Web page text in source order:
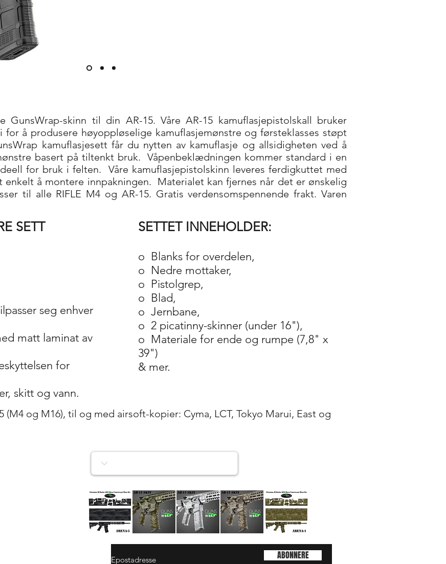
GunsWrap-skinn til din AR-15. Våre AR-15 kamuflasjepistolskall bruker
å produsere høyoppløselige kamuflasjemønstre og førsteklasses støpt
kamuflasjesett får du nytten av kamuflasje og allsidigheten ved å
basert på tiltenkt bruk.
Våpenbeklædningen kommer standard i en
for bruk i felten.
Våre kamuflasjepistolskinn leveres ferdigkuttet med
å montere innpakningen. Materialet kan fjernes når det er ønskelig
til alle RIFLE M4 og AR-15. Gratis verdensomspennende frakt. Varen
SETT
seg enhver
matt laminat av
for
skitt og vann.
SETTET INNEHOLDER:
o Blanks for overdelen,
o Nedre mottaker,
o Pistolgrep,
o Blad,
o Jernbane,
o 2 picatinny-skinner (under 16"),
o Materiale for ende og rumpe (7,8" x
39")
& mer.
(M4 og M16), til og med airsoft-kopier: Cyma, LCT, Tokyo Marui, East og
HurtigvisningHurtigvisning
4
HurtigvisningHurtigvisningHurtigvisning
ARENA-ABONNERE